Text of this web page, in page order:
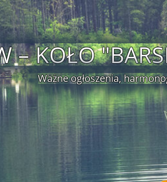
– KOŁO
Ważne ogłoszenia,